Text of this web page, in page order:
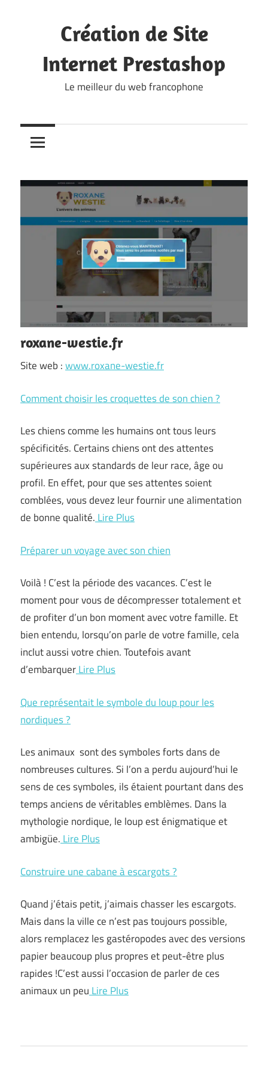
Création de Site
Internet Prestashop
Le meilleur du web francophone
roxane-westie.fr
Site web :www.roxane-westie.fr
Comment choisir les croquettes de son chien ?
Les chiens comme les humains ont tous leurs
spécificités. Certains chiens ont des attentes
supérieures aux standards de leur race, âge ou
profil. En effet, pour que ses attentes soient
comblées, vous devez leur fournir une alimentation
de bonne qualité. Lire Plus
Préparer un voyage avec son chien
Voilà ! C’est la période des vacances. C’est le
moment pour vous de décompresser totalement et
de profiter d’un bon moment avec votre famille. Et
bien entendu, lorsqu’on parle de votre famille, cela
inclut aussi votre chien. Toutefois avant
d’embarquerLire Plus
Que représentait le symbole du loup pour les
nordiques ?
Les animaux sont des symboles forts dans de
nombreuses cultures. Si l’on a perdu aujourd’hui le
sens de ces symboles, ils étaient pourtant dans des
temps anciens de véritables emblèmes. Dans la
mythologie nordique, le loup est énigmatique et
ambigüe. Lire Plus
Construire une cabane à escargots ?
Quand j’étais petit, j’aimais chasser les escargots.
Mais dans la ville ce n’est pas toujours possible,
alors remplacez les gastéropodes avec des versions
papier beaucoup plus propres et peut-être plus
rapides !C’est aussi l’occasion de parler de ces
animaux un peu Lire Plus